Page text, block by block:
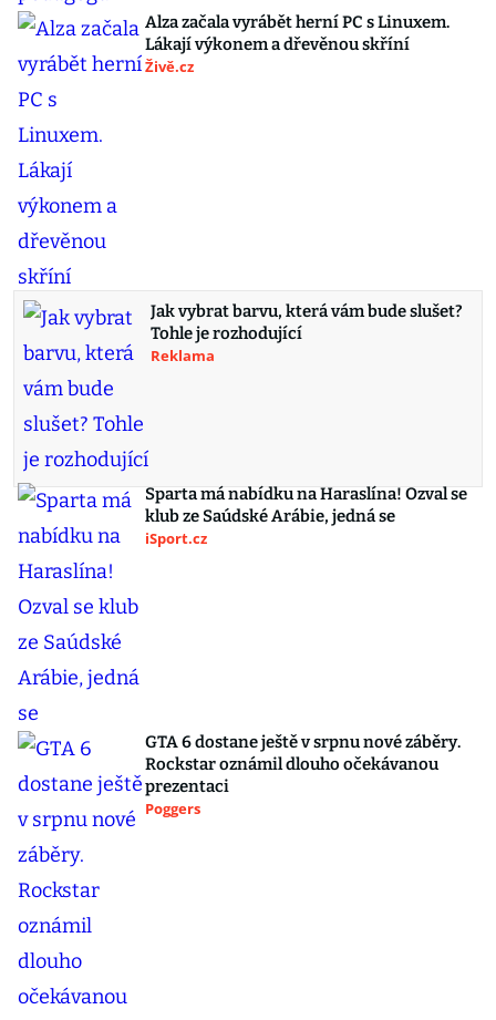
Alza začala vyrábět herní PC s Linuxem.
Lákají výkonem a dřevěnou skříní
Živě.cz
Jak vybrat barvu, která vám bude slušet?
Tohle je rozhodující
Reklama
Sparta má nabídku na Haraslína! Ozval se
klub ze Saúdské Arábie, jedná se
iSport.cz
GTA 6 dostane ještě v srpnu nové záběry.
Rockstar oznámil dlouho očekávanou
prezentaci
Poggers